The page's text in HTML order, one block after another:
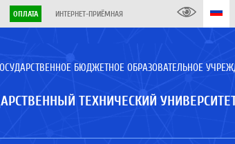
ОПЛАТА ИНТЕРНЕТ-ПРИЁМНАЯ
БЮДЖЕТНОЕ ОБРАЗОВАТЕЛЬНОЕ
ТЕХНИЧЕСКИЙ